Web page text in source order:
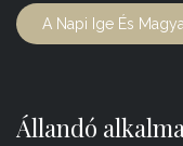
A Napi Ige És
Állandó